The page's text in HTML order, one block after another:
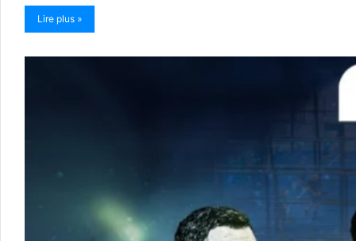
Lire plus »